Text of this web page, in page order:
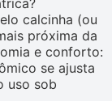
calcinha (ou
próxima da
e conforto:
se ajusta
uso sob